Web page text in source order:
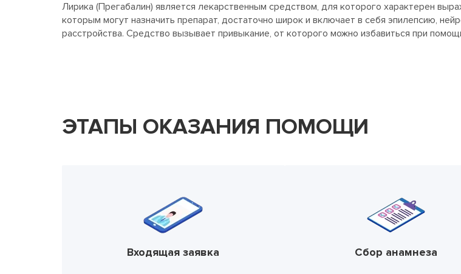
Лирика (Прегабалин) является лекарственным средством, для которого характерен
которым могут назначить препарат, достаточно широк и включает в себя эпилепсию,
расстройства. Средство вызывает привыкание, от которого можно избавиться при
ЭТАПЫ ОКАЗАНИЯ ПОМОЩИ
Входящая заявка Сбор анамнеза